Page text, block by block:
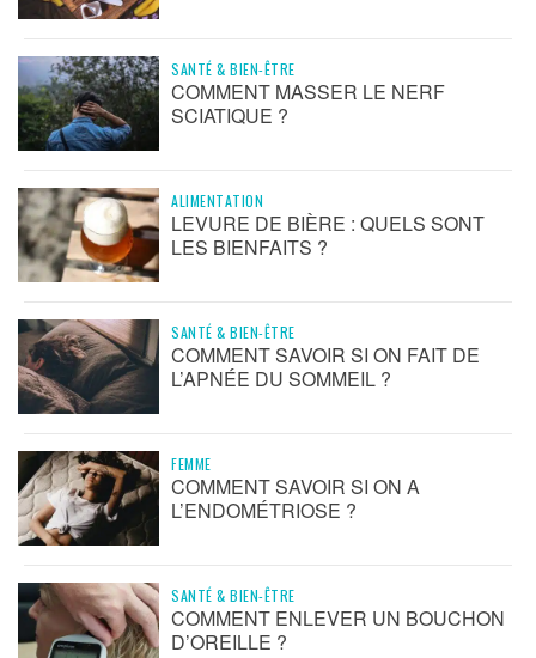
SANTÉ & BIEN-ÊTRE
COMMENT MASSER LE NERF
SCIATIQUE ?
ALIMENTATION
LEVURE DE BIÈRE : QUELS SONT
LES BIENFAITS ?
SANTÉ & BIEN-ÊTRE
COMMENT SAVOIR SI ON FAIT DE
L’APNÉE DU SOMMEIL ?
FEMME
COMMENT SAVOIR SI ON A
L’ENDOMÉTRIOSE ?
SANTÉ & BIEN-ÊTRE
COMMENT ENLEVER UN BOUCHON
D’OREILLE ?